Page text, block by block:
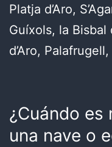
Platja d’Aro,
Guíxols, la Bisbal
d’Aro,
¿Cuándo
una nave o